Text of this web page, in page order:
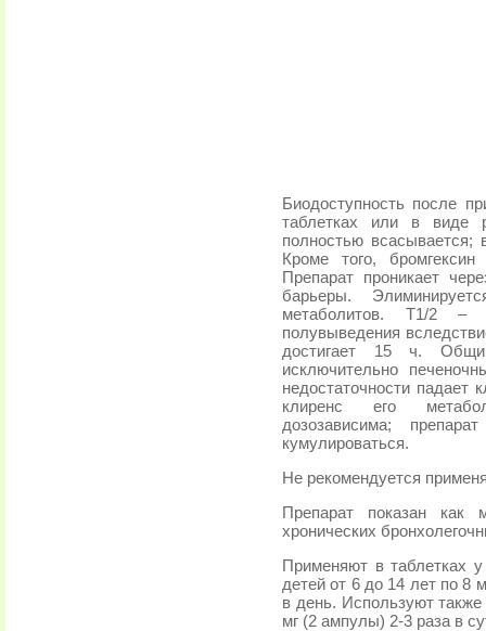
Биодоступность после
таблетках или в виде
полностью всасывается;
Кроме того,
Препарат проникает
барьеры.
метаболитов. T1/2
полувыведения
достигает 15 ч.
исключительно
недостаточности падает
клиренс его
дозозависима;
кумулироваться.
Не рекомендуется
Препарат показан как
хронических
Применяют в таблетках
детей от 6 до 14 лет по 8
в день. Используют также
мг (2 ампулы) 2-3 раза в